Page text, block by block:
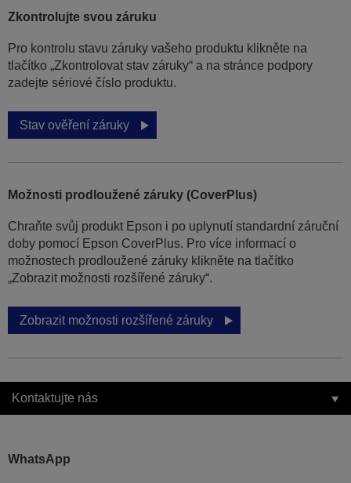
Zkontrolujte svou záruku
Pro kontrolu stavu záruky vašeho produktu klikněte na
tlačítko „Zkontrolovat stav záruky“ a na stránce podpory
zadejte sériové číslo produktu.
Stav ověření záruky
Možnosti prodloužené záruky (CoverPlus)
Chraňte svůj produkt Epson i po uplynutí standardní záruční
doby pomocí Epson CoverPlus. Pro více informací o
možnostech prodloužené záruky klikněte na tlačítko
„Zobrazit možnosti rozšířené záruky“.
Zobrazit možnosti rozšířené záruky
Kontaktujte nás
WhatsApp